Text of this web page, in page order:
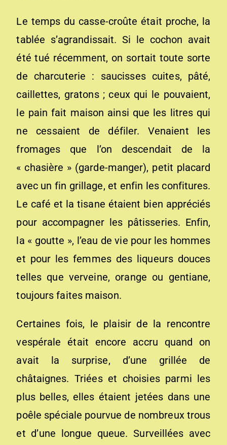
Le temps du casse-croûte était proche, la
tablée s’agrandissait. Si le cochon avait
été tué récemment, on sortait toute sorte
de charcuterie : saucisses cuites, pâté,
caillettes, gratons ; ceux qui le pouvaient,
le pain fait maison ainsi que les litres qui
ne cessaient de défiler. Venaient les
fromages que l’on descendait de la
« chasière » (garde-manger), petit placard
avec un fin grillage, et enfin les confitures.
Le café et la tisane étaient bien appréciés
pour accompagner les pâtisseries. Enfin,
la « goutte », l’eau de vie pour les hommes
et pour les femmes des liqueurs douces
telles que verveine, orange ou gentiane,
toujours faites maison.
Certaines fois, le plaisir de la rencontre
vespérale était encore accru quand on
avait la surprise, d’une grillée de
châtaignes. Triées et choisies parmi les
plus belles, elles étaient jetées dans une
poêle spéciale pourvue de nombreux trous
et d’une longue queue. Surveillées avec